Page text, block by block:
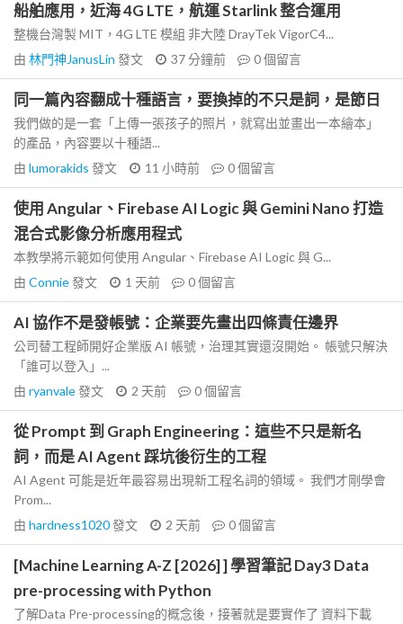
船舶應用，近海 4G LTE，航運 Starlink 整合運用
整機台灣製 MIT，4G LTE 模組 非大陸 DrayTek VigorC4...
由 林門神JanusLin 發文 37 分鐘前 0個留言
同一篇內容翻成十種語言，要換掉的不只是詞，是節日
我們做的是一套「上傳一張孩子的照片，就寫出並畫出一本繪本」
的產品，內容要以十種語...
由 lumorakids 發文 11 小時前 0個留言
使用 Angular、Firebase AI Logic 與 Gemini Nano 打造
混合式影像分析應用程式
本教學將示範如何使用 Angular、Firebase AI Logic 與 G...
由 Connie發文 1 天前 0個留言
AI 協作不是發帳號：企業要先畫出四條責任邊界
公司替工程師開好企業版 AI 帳號，治理其實還沒開始。 帳號只解決
「誰可以登入」...
由 ryanvale發文 2 天前 0個留言
從 Prompt 到 Graph Engineering：這些不只是新名
詞，而是 AI Agent 踩坑後衍生的工程
AI Agent 可能是近年最容易出現新工程名詞的領域。 我們才剛學會
Prom...
由 hardness1020發文 2 天前 0個留言
[Machine Learning A-Z [2026] ] 學習筆記 Day3 Data
pre-processing with Python
了解Data Pre-processing的概念後，接著就是要實作了 資料下載